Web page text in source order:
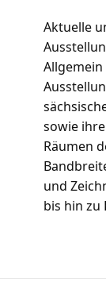
Aktuelle
sowie
Räumen
und
bis hin zu